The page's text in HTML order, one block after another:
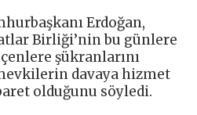
Erdoğan,
Birliği’nin bu günlere
şükranlarını
davaya hizmet
olduğunu söyledi.